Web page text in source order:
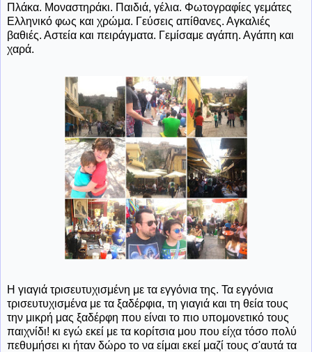
Πλάκα. Μοναστηράκι. Παιδιά, γέλια. Φωτογραφίες γεμάτες
Ελληνικό φως και χρώμα. Γεύσεις απίθανες. Αγκαλιές
βαθιές. Αστεία και πειράγματα. Γεμίσαμε αγάπη. Αγάπη και
χαρά.
Η γιαγιά τρισευτυχισμένη με τα εγγόνια της. Τα εγγόνια
τρισευτυχισμένα με τα ξαδέρφια, τη γιαγιά και τη θεία τους
την μικρή μας ξαδέρφη που είναι το πιο υπομονετικό τους
παιχνίδι! κι εγώ εκεί με τα κορίτσια μου που είχα τόσο πολύ
πεθυμήσει κι ήταν δώρο το να είμαι εκεί μαζί τους σ'αυτά τα